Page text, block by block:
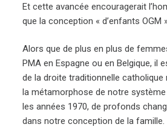
Et cette avancée encouragerait
que la conception « d’enfants OGM
Alors que de plus en plus de
PMA en Espagne ou en Belgique, il
de la droite traditionnelle catholique
la métamorphose de notre système
les années 1970, de profonds
dans notre conception de la famille.